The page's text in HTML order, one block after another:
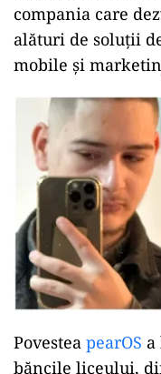
compania care
alături de soluții
mobile și
Povestea pearOS a
băncile liceului,